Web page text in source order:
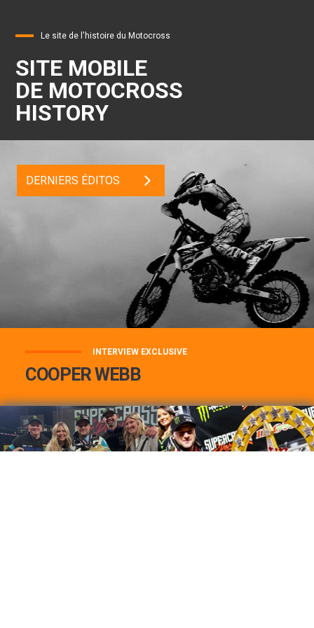
Le site de l'histoire du Motocross
SITE MOBILE
DE MOTOCROSS
HISTORY
DERNIERS ÉDITOS
INTERVIEW EXCLUSIVE
COOPER WEBB